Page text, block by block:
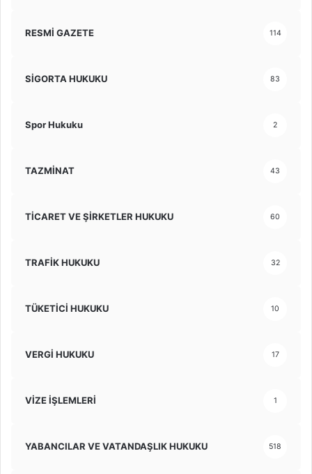
RESMİ GAZETE 114
SİGORTA HUKUKU 83
Spor Hukuku 2
TAZMİNAT 43
TİCARET VE ŞİRKETLER HUKUKU 60
TRAFİK HUKUKU 32
TÜKETİCİ HUKUKU 10
VERGİ HUKUKU 17
VİZE İŞLEMLERİ 1
YABANCILAR VE VATANDAŞLIK HUKUKU 518